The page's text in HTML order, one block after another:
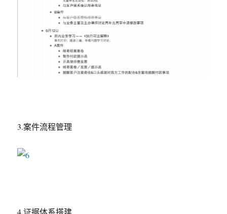
3.案件流程管理
4.证据体系搭建